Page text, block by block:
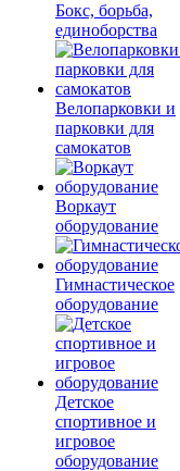
Бокс, борьба,
единоборства
Велопарковки и
парковки для
самокатов
Воркаут
оборудование
Гимнастическое
оборудование
Детское
спортивное и
игровое
оборудование